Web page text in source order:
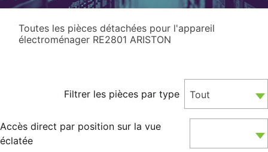
Toutes les pièces détachées pour l'appareil
électroménager RE2801 ARISTON
Filtrer les pièces par type Tout
Accès direct par position sur la vue
éclatée